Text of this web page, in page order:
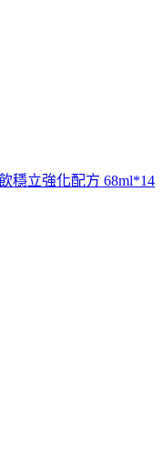
穩立強化配方 68ml*14